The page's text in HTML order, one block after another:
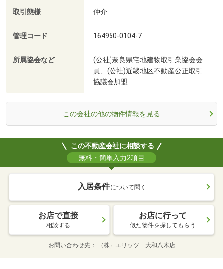
取引態様 仲介
管理コード 164950-0104-7
所属協会など
(公社)奈良県宅地建物取引業協会会
員、(公社)近畿地区不動産公正取引
協議会加盟
この会社の他の物件情報を見る
この不動産会社に相談する
無料・簡単入力2項目
入居条件 について聞く
お店で直接
相談する
お店に行って
似た物件を探してもらう
お問い合わせ先 （株）エリッツ 大和八木店